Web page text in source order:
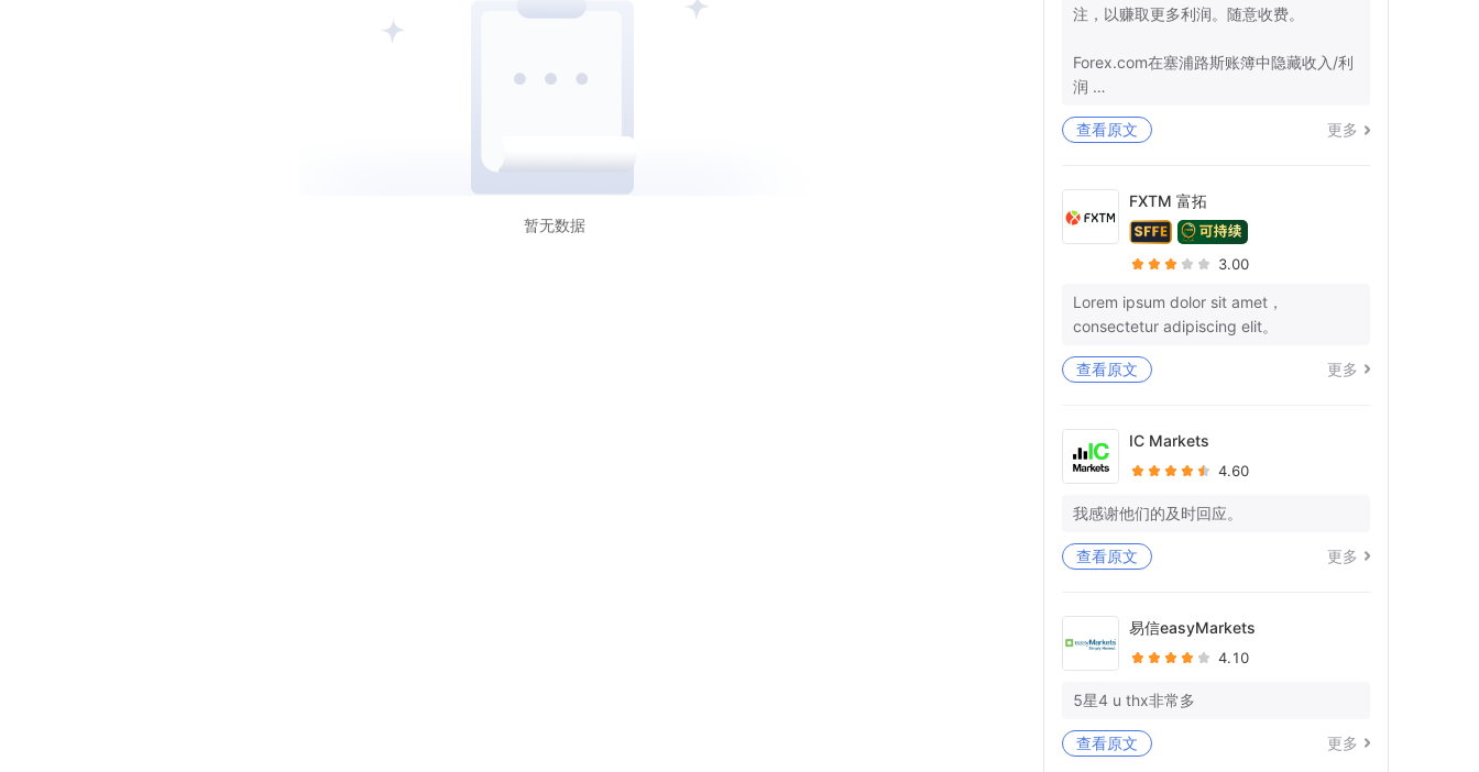
暂无数据
注，以赚取更多利润。随意收费。
Forex.com在塞浦路斯账簿中隐藏收入/利
润
+监管机构确保那里的管辖权。
-欧盟：第25条
我有10多个参考号码，而不是我的钱。你
3月29日，我们就退款清关和结束所有后
续行动达成了明确的协议。
户中什么都没有处理。
你又在愚弄我，在拖延时间。
重！！
我仍在等待我的WISE账户中23K+EU的全
还被告知提供宝洁L的对账单，因为您的单
方面账户关闭，也无法访问这些对账单。
阿比谢克
查看原文 更多
FXTM 富拓
3.00
Lorem ipsum dolor sit amet，
consectetur adipiscing elit。
查看原文 更多
IC Markets
4.60
我感谢他们的及时回应。
查看原文 更多
易信easyMarkets
4.10
5星4 u thx非常多
查看原文 更多